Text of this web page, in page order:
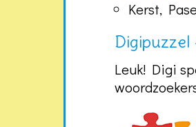
Kerst,
Digipuzzel
Leuk! Digi